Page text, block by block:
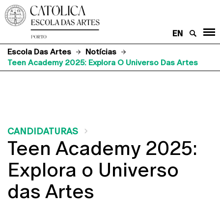
EN
Escola Das Artes
Notícias
Teen Academy 2025: Explora O Universo Das Artes
CANDIDATURAS
Teen Academy 2025:
Explora o Universo
das Artes